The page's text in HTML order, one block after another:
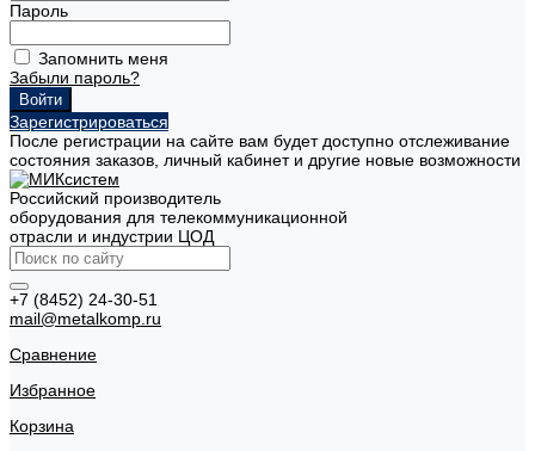
Пароль
Запомнить меня
Забыли пароль?
Зарегистрироваться
После регистрации на сайте вам будет доступно отслеживание
состояния заказов, личный кабинет и другие новые возможности
Российский производитель
оборудования для телекоммуникационной
отрасли и индустрии ЦОД
+7 (8452) 24-30-51
mail@metalkomp.ru
Сравнение
Избранное
Корзина